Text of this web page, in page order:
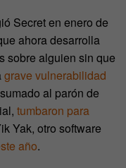
Secret en enero de
ahora desarrolla
sobre alguien sin que
grave vulnerabilidad
al parón de
tumbaron para
Yak, otro software
año.